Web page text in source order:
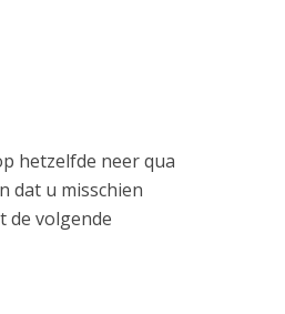
hetzelfde neer qua
dat u misschien
de volgende